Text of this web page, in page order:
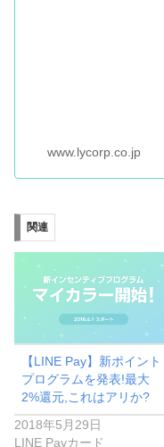
www.lycorp.co.jp
関連
【LINE Pay】新ポイント
プログラムを発表!最大
2%還元,これはアリか?
2018年5月29日
LINE Payカード